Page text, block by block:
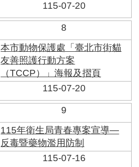
115-07-20
8
本市動物保護處「臺北市街貓
友善照護行動方案
（TCCP）」海報及摺頁
115-07-20
9
115年衛生局青春專案宣導—
反毒暨藥物濫用防制
115-07-16